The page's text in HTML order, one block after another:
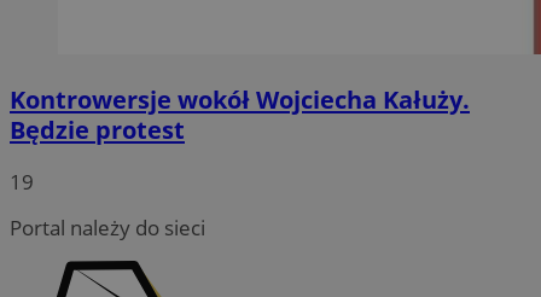
Kontrowersje wokół Wojciecha Kałuży.
Będzie protest
19
Portal należy do sieci